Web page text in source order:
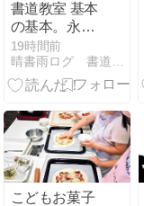
書道教室 基本
の基本。永字
八法をもう一
度
19時間前
晴書雨ログ 書道教室＠世田谷区＆日々思うこと
こどもお菓子